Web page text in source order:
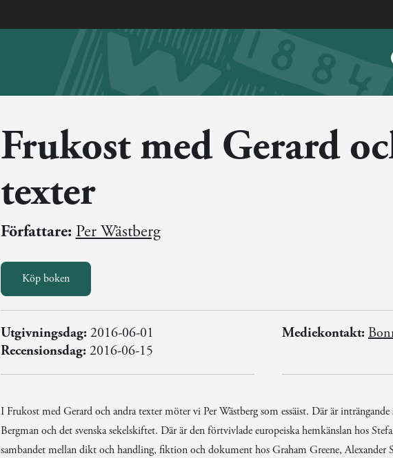
Frukost med Gerard
texter
Författare: Per Wästberg
Köp boken
Utgivningsdag:2016-06-01
Recensionsdag:2016-06-15
Mediekontakt:
I Frukost med Gerard och andra texter möter vi Per Wästberg som essäist. Där är
Bergman och det svenska sekelskiftet. Där är den förtvivlade europeiska hemkänslan hos
sambandet mellan dikt och handling, fiktion och dokument hos Graham Greene,